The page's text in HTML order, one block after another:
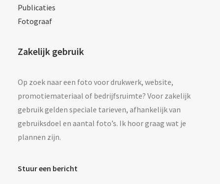
Publicaties
Fotograaf
Zakelijk gebruik
Op zoek naar een foto voor drukwerk, website,
promotiemateriaal of bedrijfsruimte? Voor zakelijk
gebruik gelden speciale tarieven, afhankelijk van
gebruiksdoel en aantal foto’s. Ik hoor graag wat je
plannen zijn.
Stuur een bericht